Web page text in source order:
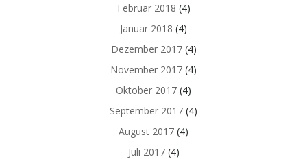
Februar 2018 (4)
Januar 2018 (4)
Dezember 2017(4)
November 2017 (4)
Oktober 2017 (4)
September 2017 (4)
August 2017 (4)
Juli 2017(4)